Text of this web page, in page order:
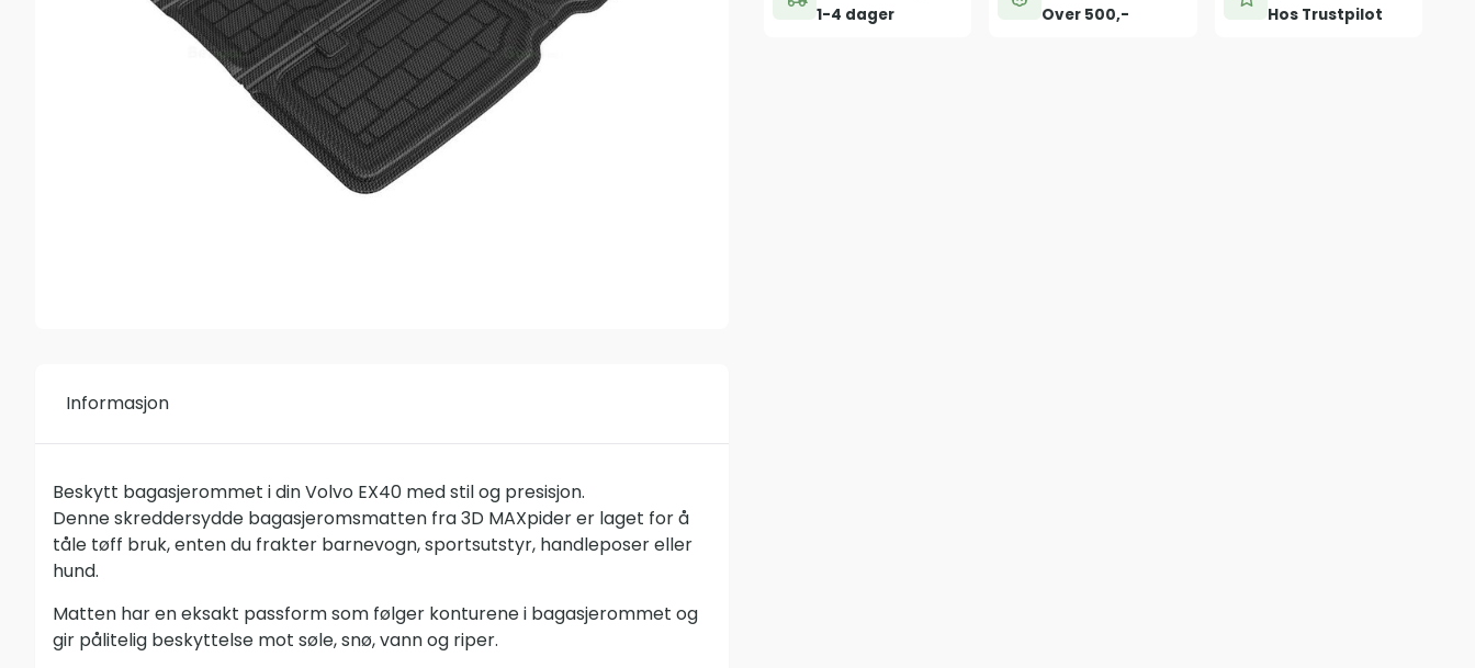
1-4 dager
Over 500,-
Hos Trustpilot
Informasjon
Beskytt bagasjerommet i din Volvo EX40 med stil og presisjon.
Denne skreddersydde bagasjeromsmatten fra 3D MAXpider er laget for å
tåle tøff bruk, enten du frakter barnevogn, sportsutstyr, handleposer eller
hund.
Matten har en eksakt passform som følger konturene i bagasjerommet og
gir pålitelig beskyttelse mot søle, snø, vann og riper.